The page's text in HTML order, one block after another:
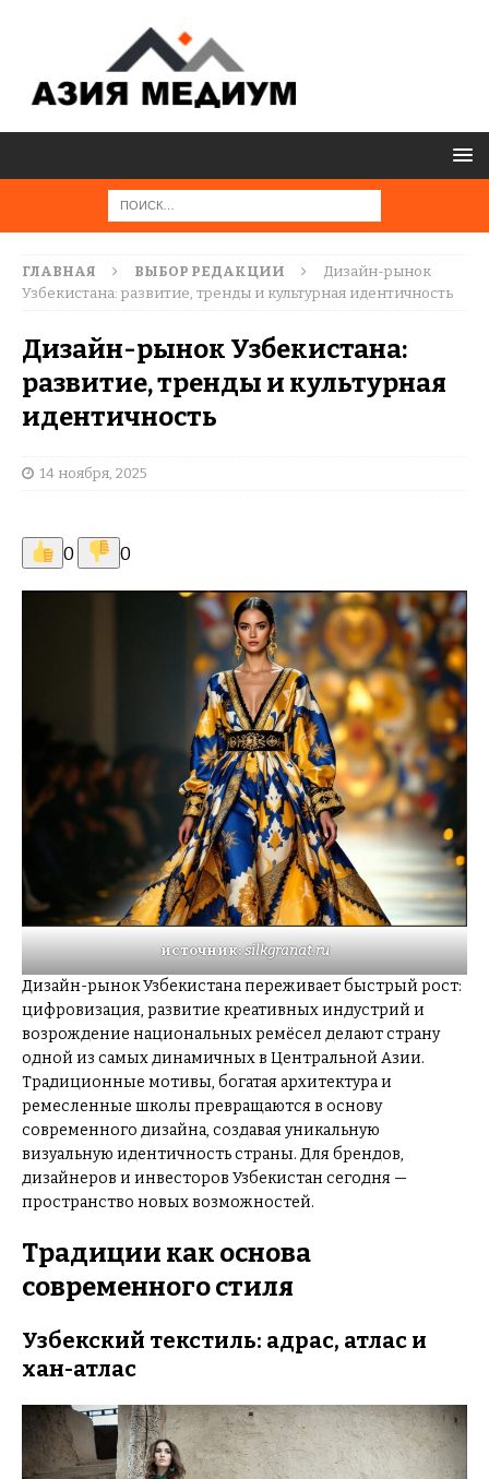
ГЛАВНАЯ ВЫБОР РЕДАКЦИИ
Дизайн-рынок
Узбекистана: развитие, тренды и культурная идентичность
Дизайн-рынок Узбекистана:
развитие, тренды и культурная
идентичность
14 ноября, 2025
0 0
источник:silkgranat.ru
Дизайн-рынок Узбекистана переживает быстрый рост:
цифровизация, развитие креативных индустрий и
возрождение национальных ремёсел делают страну
одной из самых динамичных в Центральной Азии.
Традиционные мотивы, богатая архитектура и
ремесленные школы превращаются в основу
современного дизайна, создавая уникальную
визуальную идентичность страны. Для брендов,
дизайнеров и инвесторов Узбекистан сегодня —
пространство новых возможностей.
Традиции как основа
современного стиля
Узбекский текстиль: адрас, атлас и
хан-атлас